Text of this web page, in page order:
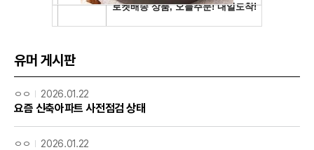
유머 게시판
ㅇㅇ 2026.01.22
요즘 신축아파트 사전점검 상태
ㅇㅇ 2026.01.22